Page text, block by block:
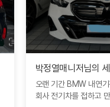
오랜 기간 BMW 내연
회사 전기차를 접하고